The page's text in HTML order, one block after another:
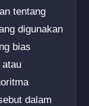
tentang
digunakan
bias
dalam